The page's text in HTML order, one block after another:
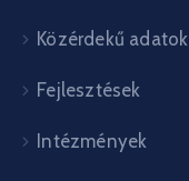
Közérdekű adatok
Fejlesztések
Intézmények